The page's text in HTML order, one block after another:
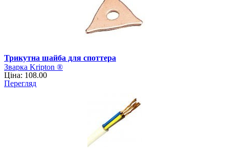
Трикутна шайба для споттера
Зварка Kripton ®
Ціна: 108.00
Перегляд